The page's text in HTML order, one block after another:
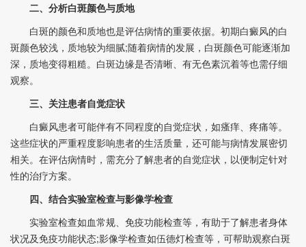
二、分析白斑颜色与质地
白斑的颜色和质地也是评估病情的重要依据。初期白癜风的白
斑颜色较浅，质地较为细腻;随着病情的发展，白斑颜色可能逐渐加
深，质地变得粗糙。白斑边缘是否清晰、有无色素沉着等也需仔细
观察。
三、关注患者自觉症状
白癜风患者可能伴有不同程度的自觉症状，如瘙痒、疼痛等。
这些症状的严重程度影响患者的生活质量，还可能与病情发展密切
相关。在评估病情时，需充分了解患者的自觉症状，以便制定针对
性的治疗方案。
四、结合实验室检查与影像学检查
实验室检查如血常规、免疫功能检查等，有助于了解患者身体
状况及免疫功能状态;影像学检查如伍德灯检查等，可帮助观察白斑